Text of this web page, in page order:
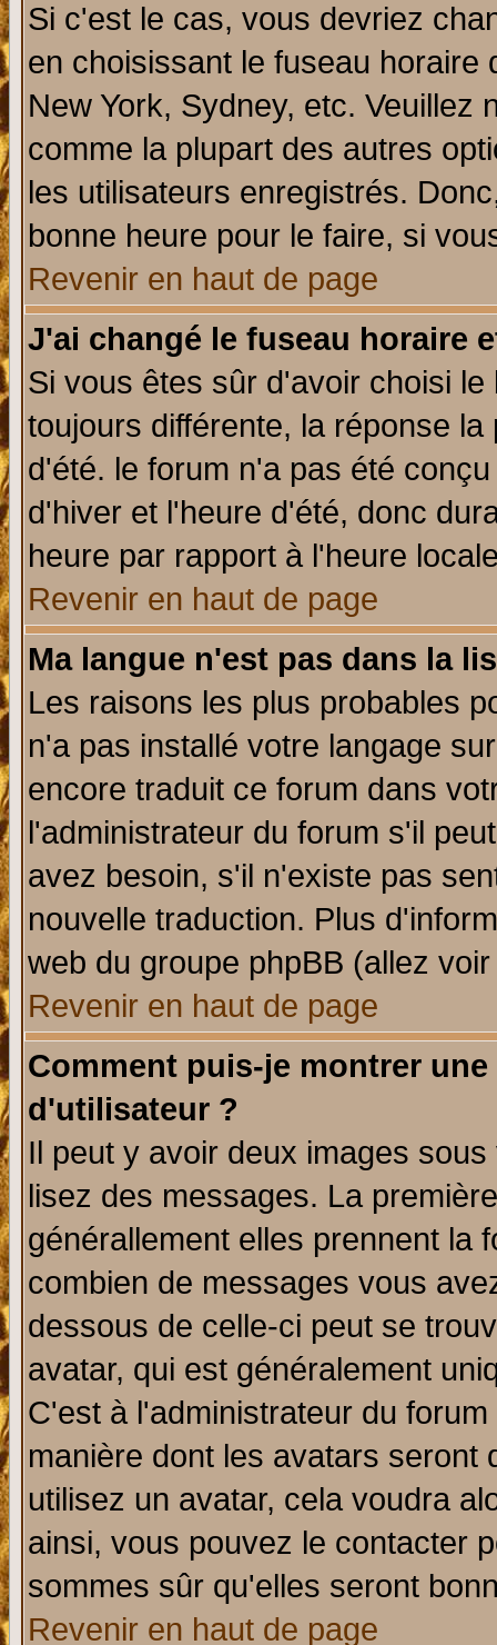
Si c'est le cas, vous devriez
en choisissant le fuseau
New York, Sydney, etc. Veuillez
comme la plupart des autres
les utilisateurs enregistrés.
bonne heure pour le faire, si
Revenir en haut de page
J'ai changé le fuseau horaire
Si vous êtes sûr d'avoir choisi
toujours différente, la réponse
d'été. le forum n'a pas été
d'hiver et l'heure d'été, donc
heure par rapport à l'heure
Revenir en haut de page
Ma langue n'est pas dans la
Les raisons les plus probables
n'a pas installé votre langage
encore traduit ce forum dans
l'administrateur du forum s'il
avez besoin, s'il n'existe pas
nouvelle traduction. Plus
web du groupe phpBB (allez
Revenir en haut de page
Comment puis-je montrer
d'utilisateur ?
Il peut y avoir deux images
lisez des messages. La
générallement elles prennent la
combien de messages vous
dessous de celle-ci peut se
avatar, qui est généralement
C'est à l'administrateur du
manière dont les avatars seront
utilisez un avatar, cela voudra
ainsi, vous pouvez le contacter
sommes sûr qu'elles seront
Revenir en haut de page